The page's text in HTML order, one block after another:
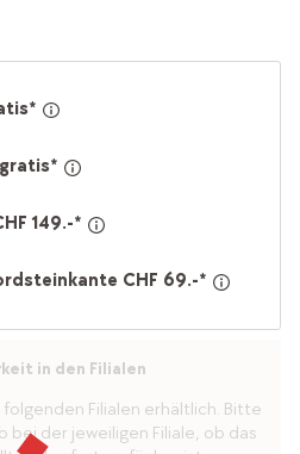
149.-*
CHF 69.-*
in den Filialen
Filialen erhältlich. Bitte
bei der jeweiligen Filiale, ob das